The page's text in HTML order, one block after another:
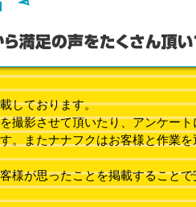
しております。
撮影させて頂いたり、アンケー
。またナナフクはお客様と作業
様が思ったことを掲載すること